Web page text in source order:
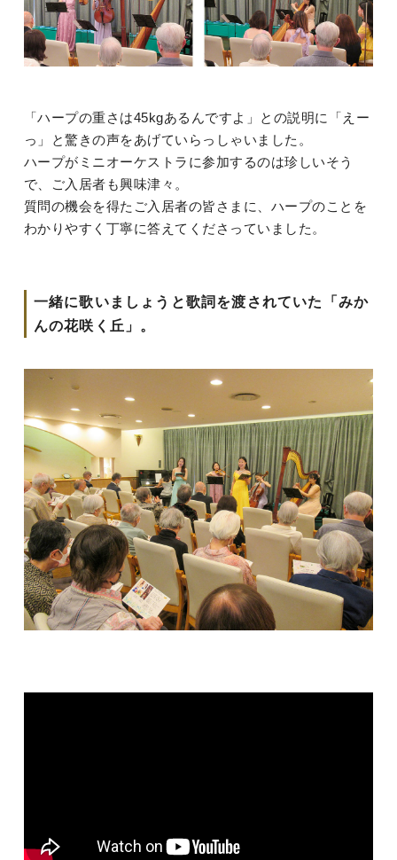
「ハープの重さは45kgあるんですよ」との説明に「えー
っ」と驚きの声をあげていらっしゃいました。
ハープがミニオーケストラに参加するのは珍しいそう
で、ご入居者も興味津々。
質問の機会を得たご入居者の皆さまに、ハープのことを
わかりやすく丁寧に答えてくださっていました。
一緒に歌いましょうと歌詞を渡されていた「みか
んの花咲く丘」。